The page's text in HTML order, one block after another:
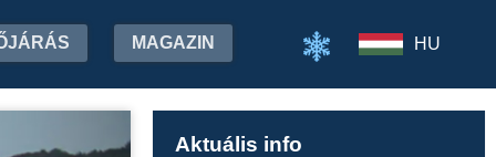
MAGAZIN HU
Aktuális info